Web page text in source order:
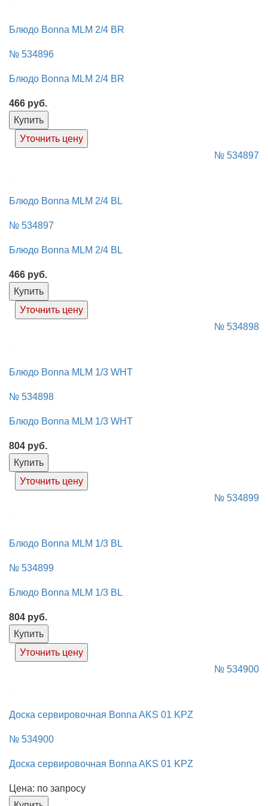
Блюдо Bonna MLM 2/4 BR
№ 534896
Блюдо Bonna MLM 2/4 BR
466 руб.
Купить
Уточнить цену
№ 534897
Блюдо Bonna MLM 2/4 BL
№ 534897
Блюдо Bonna MLM 2/4 BL
466 руб.
Купить
Уточнить цену
№ 534898
Блюдо Bonna MLM 1/3 WHT
№ 534898
Блюдо Bonna MLM 1/3 WHT
804 руб.
Купить
Уточнить цену
№ 534899
Блюдо Bonna MLM 1/3 BL
№ 534899
Блюдо Bonna MLM 1/3 BL
804 руб.
Купить
Уточнить цену
№ 534900
Доска сервировочная Bonna AKS 01 KPZ
№ 534900
Доска сервировочная Bonna AKS 01 KPZ
Цена: по запросу